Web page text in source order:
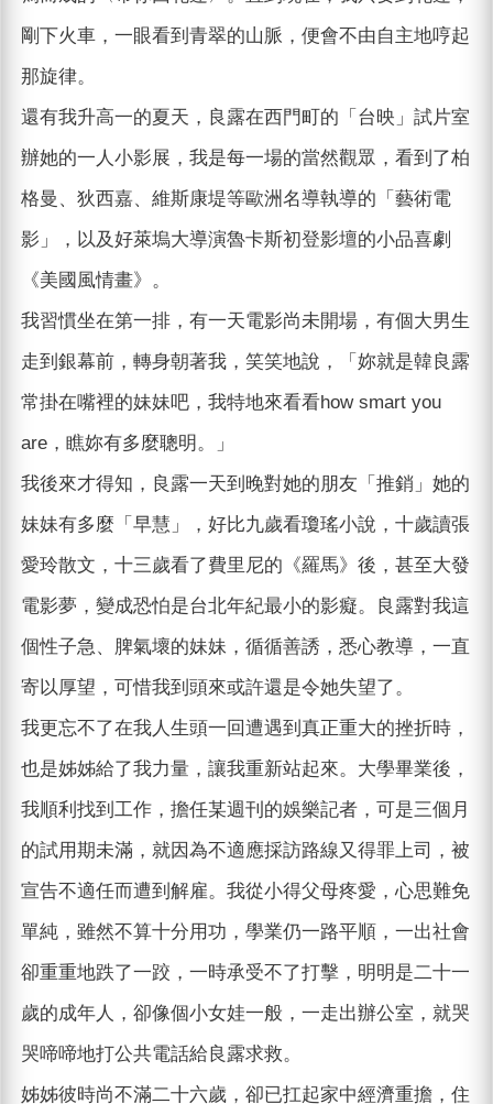
剛下火車，一眼看到青翠的山脈，便會不由自主地哼起
那旋律。
還有我升高一的夏天，良露在西門町的「台映」試片室
辦她的一人小影展，我是每一場的當然觀眾，看到了柏
格曼、狄西嘉、維斯康堤等歐洲名導執導的「藝術電
影」，以及好萊塢大導演魯卡斯初登影壇的小品喜劇
《美國風情畫》。
我習慣坐在第一排，有一天電影尚未開場，有個大男生
走到銀幕前，轉身朝著我，笑笑地說，「妳就是韓良露
常掛在嘴裡的妹妹吧，我特地來看看how smart you
are，瞧妳有多麼聰明。」
我後來才得知，良露一天到晚對她的朋友「推銷」她的
妹妹有多麼「早慧」，好比九歲看瓊瑤小說，十歲讀張
愛玲散文，十三歲看了費里尼的《羅馬》後，甚至大發
電影夢，變成恐怕是台北年紀最小的影癡。良露對我這
個性子急、脾氣壞的妹妹，循循善誘，悉心教導，一直
寄以厚望，可惜我到頭來或許還是令她失望了。
我更忘不了在我人生頭一回遭遇到真正重大的挫折時，
也是姊姊給了我力量，讓我重新站起來。大學畢業後，
我順利找到工作，擔任某週刊的娛樂記者，可是三個月
的試用期未滿，就因為不適應採訪路線又得罪上司，被
宣告不適任而遭到解雇。我從小得父母疼愛，心思難免
單純，雖然不算十分用功，學業仍一路平順，一出社會
卻重重地跌了一跤，一時承受不了打擊，明明是二十一
歲的成年人，卻像個小女娃一般，一走出辦公室，就哭
哭啼啼地打公共電話給良露求救。
姊姊彼時尚不滿二十六歲，卻已扛起家中經濟重擔，住